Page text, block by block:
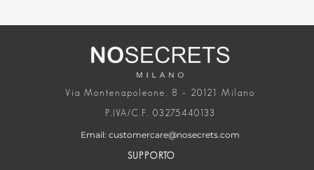
Via Montenapoleone, 8 – 20121 Milano
P.IVA/C.F. 03275440133
Email: customercare@nosecrets.com
SUPPORTO